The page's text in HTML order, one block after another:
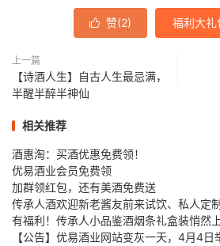
 赞(2) 福利大礼
上一篇
【诗酒人生】自古人生最忌满，
半醒半醉半神仙
相关推荐
酒惠淘：买酒优惠免费领！
优易酒业会员免费领
加群领红包，还有美酒免费送
传承人酒欢迎新老酱友前来试饮、私人定
有福利！传承人小品鉴酒烟条礼盒装悄然
【公告】优易酒业网站变灰一天，4月4